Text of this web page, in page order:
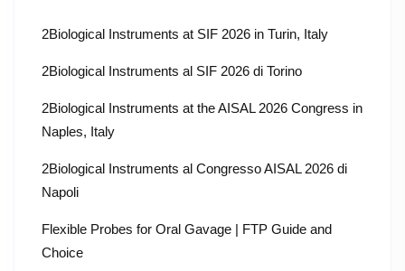
2Biological Instruments at SIF 2026 in Turin, Italy
2Biological Instruments al SIF 2026 di Torino
2Biological Instruments at the AISAL 2026 Congress in
Naples, Italy
2Biological Instruments al Congresso AISAL 2026 di
Napoli
Flexible Probes for Oral Gavage | FTP Guide and
Choice